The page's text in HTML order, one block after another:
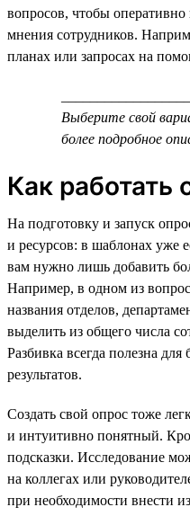
вопросов, чтобы
мнения сотрудников.
планах или запросах на
Выберите свой
более подробное
Как работать
На подготовку и запуск
и ресурсов: в шаблонах уже
вам нужно лишь добавить
Например, в одном из
названия отделов,
выделить из общего числа
Разбивка всегда полезна
результатов.
Создать свой опрос тоже
и интуитивно понятный.
подсказки. Исследование
на коллегах или
при необходимости внести